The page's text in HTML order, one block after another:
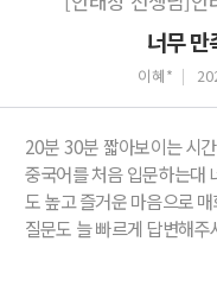
너무 만
이혜*
20분 30분 짧아보이는 시
중국어를 처음 입문하는대
도 높고 즐거운 마음으로
질문도 늘 빠르게 답변해